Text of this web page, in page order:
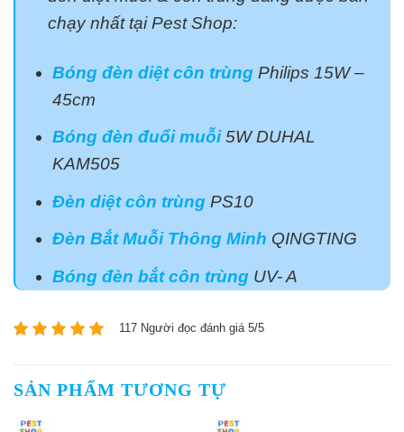
chạy nhất tại Pest Shop:
Bóng đèn diệt côn trùng Philips 15W –
45cm
Bóng đèn đuổi muỗi5W DUHAL
KAM505
Đèn diệt côn trùng PS10
Đèn Bắt Muỗi Thông Minh QINGTING
Bóng đèn bắt côn trùng UV- A
117 Người đọc đánh giá 5/5
SẢN PHẨM TƯƠNG TỰ